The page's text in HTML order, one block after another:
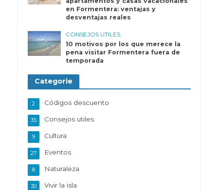
en Formentera: ventajas y
desventajas reales
CONSEJOS UTILES
10 motivos por los que merece la
pena visitar Formentera fuera de
temporada
Categorie
Códigos descuento
2
Consejos utiles
35
Cultura
9
Eventos
27
Naturaleza
8
Vivir la isla
30